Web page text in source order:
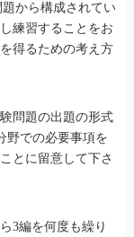
から構成されてい
練習することをお
得るための考え方
問題の出題の形式
野での必要事項を
とに留意して下さ
3編を何度も繰り